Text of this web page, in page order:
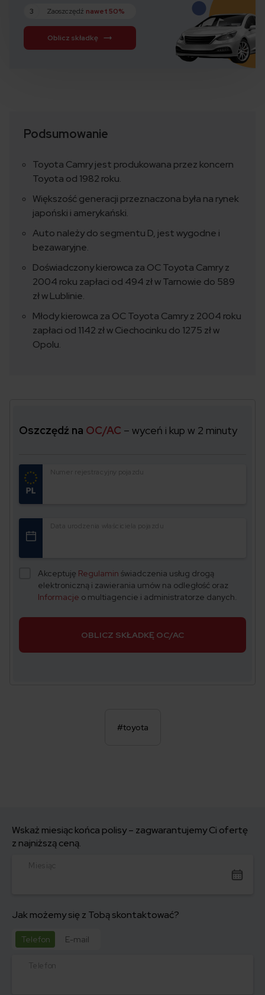
3 Zaoszczędź nawet 50%
Oblicz składkę
Podsumowanie
Toyota Camry jest produkowana przez koncern
Toyota od 1982 roku.
Większość generacji przeznaczona była na rynek
japoński i amerykański.
Auto należy do segmentu D, jest wygodne i
bezawaryjne.
Doświadczony kierowca za OC Toyota Camry z
2004 roku zapłaci od 494 zł w Tarnowie do 589
zł w Lublinie.
Młody kierowca za OC Toyota Camry z 2004 roku
zapłaci od 1142 zł w Ciechocinku do 1275 zł w
Opolu.
Oszczędź na OC/AC – wyceń i kup w 2 minuty
Numer rejestracyjny pojazdu
Data urodzenia właściciela pojazdu
Akceptuję Regulamin świadczenia usług drogą
elektroniczną i zawierania umów na odległość oraz
Informacje o multiagencie i administratorze danych.
OBLICZ SKŁADKĘ OC/AC
#toyota
Wskaż miesiąc końca polisy – zagwarantujemy Ci ofertę
z najniższą ceną.
Miesiąc
Jak możemy się z Tobą skontaktować?
Telefon E-mail
Telefon